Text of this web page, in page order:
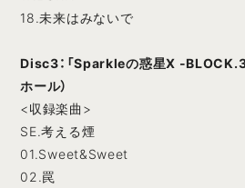
18.未来はみないで
Disc3：「Sparkleの惑星X -
ホール）
<収録楽曲>
SE.考える煙
01.Sweet&Sweet
02.罠